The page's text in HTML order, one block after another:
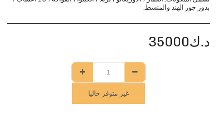
بذور جوز الهند والمنشط.
د.ك35000
غير متوفر حاليا